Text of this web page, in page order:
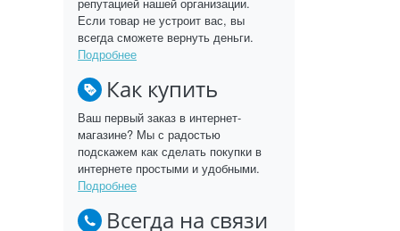
Если товар не устроит вас, вы
всегда сможете вернуть деньги.
Подробнее
Как купить
Ваш первый заказ в интернет-
магазине? Мы с радостью
подскажем как сделать покупки в
интернете простыми и удобными.
Подробнее
Всегда на связи